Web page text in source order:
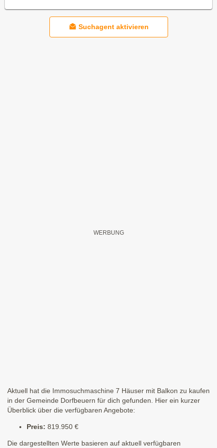
Suchagent aktivieren
Aktuell hat die Immosuchmaschine 7 Häuser mit Balkon zu kaufen
in der Gemeinde Dorfbeuern für dich gefunden. Hier ein kurzer
Überblick über die verfügbaren Angebote:
Preis: 819.950 €
Die dargestellten Werte basieren auf aktuell verfügbaren